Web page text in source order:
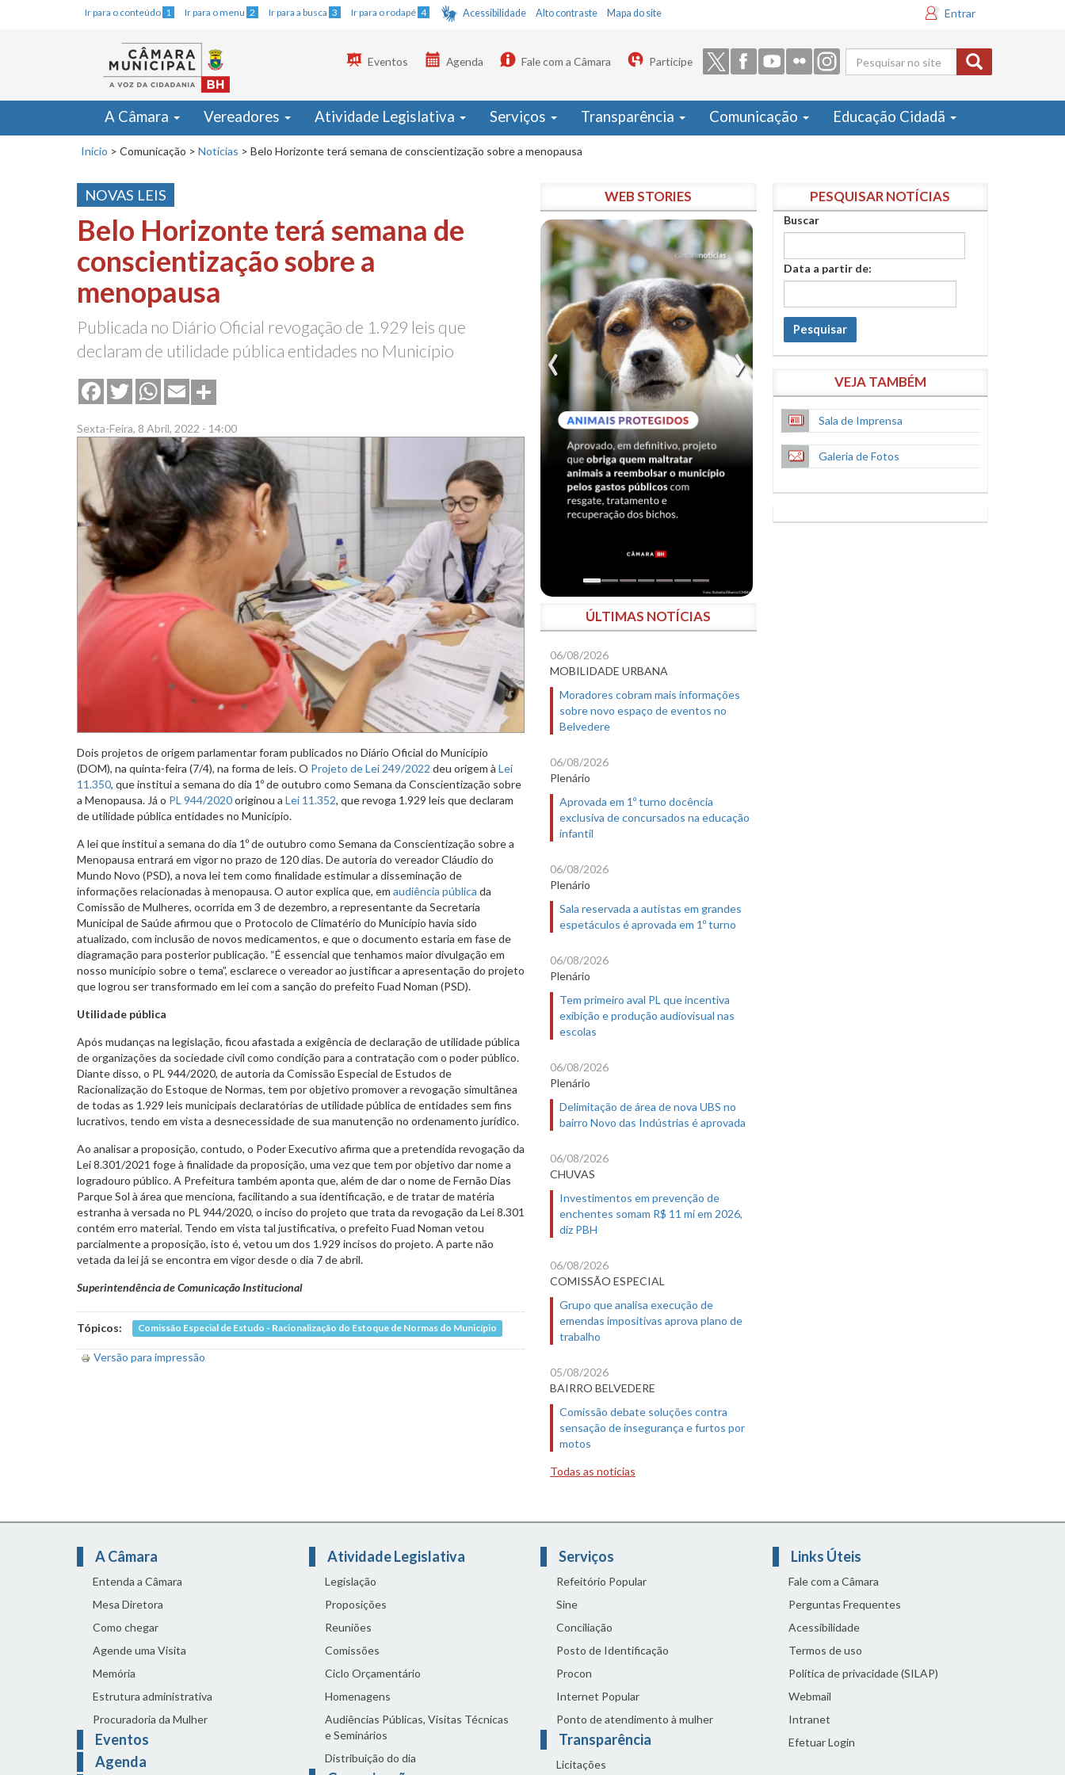
Ir para o conteúdo 1 Ir para o menu 2 Ir para a busca 3 Ir para o rodapé 4 Acessibilidade Alto contraste Mapa do site Entrar
Formulário
de busca
Eventos Agenda Fale com a Câmara Participe
A Câmara Vereadores Atividade Legislativa Serviços Transparência Comunicação Educação Cidadã
Início > Comunicação > Notícias > Belo Horizonte terá semana de conscientização sobre a menopausa
NOVAS LEIS
Belo Horizonte terá semana de
conscientização sobre a
menopausa
Publicada no Diário Oficial revogação de 1.929 leis que
declaram de utilidade pública entidades no Município
FacebookTwitterWhatsApp
Email
Sexta-Feira, 8 Abril, 2022 - 14:00
Dois projetos de origem parlamentar foram publicados no Diário Oficial do Município
(DOM), na quinta-feira (7/4), na forma de leis. O Projeto de Lei 249/2022 deu origem à Lei
11.350, que institui a semana do dia 1º de outubro como Semana da Conscientização sobre
a Menopausa. Já o PL 944/2020originou a Lei 11.352, que revoga 1.929 leis que declaram
de utilidade pública entidades no Município.
A lei que institui a semana do dia 1º de outubro como Semana da Conscientização sobre a
Menopausa entrará em vigor no prazo de 120 dias. De autoria do vereador Cláudio do
Mundo Novo (PSD), a nova lei tem como finalidade estimular a disseminação de
informações relacionadas à menopausa. O autor explica que, em audiência pública da
Comissão de Mulheres, ocorrida em 3 de dezembro, a representante da Secretaria
Municipal de Saúde afirmou que o Protocolo de Climatério do Município havia sido
atualizado, com inclusão de novos medicamentos, e que o documento estaria em fase de
diagramação para posterior publicação. “É essencial que tenhamos maior divulgação em
nosso município sobre o tema”, esclarece o vereador ao justificar a apresentação do projeto
que logrou ser transformado em lei com a sanção do prefeito Fuad Noman (PSD).
Utilidade pública
Após mudanças na legislação, ficou afastada a exigência de declaração de utilidade pública
de organizações da sociedade civil como condição para a contratação com o poder público.
Diante disso, o PL 944/2020, de autoria da Comissão Especial de Estudos de
Racionalização do Estoque de Normas, tem por objetivo promover a revogação simultânea
de todas as 1.929 leis municipais declaratórias de utilidade pública de entidades sem fins
lucrativos, tendo em vista a desnecessidade de sua manutenção no ordenamento jurídico.
Ao analisar a proposição, contudo, o Poder Executivo afirma que a pretendida revogação da
Lei 8.301/2021 foge à finalidade da proposição, uma vez que tem por objetivo dar nome a
logradouro público. A Prefeitura também aponta que, além de dar o nome de Fernão Dias
Parque Sol à área que menciona, facilitando a sua identificação, e de tratar de matéria
estranha à versada no PL 944/2020, o inciso do projeto que trata da revogação da Lei 8.301
contém erro material. Tendo em vista tal justificativa, o prefeito Fuad Noman vetou
parcialmente a proposição, isto é, vetou um dos 1.929 incisos do projeto. A parte não
vetada da lei já se encontra em vigor desde o dia 7 de abril.
Superintendência de Comunicação Institucional
Tópicos: Comissão Especial de Estudo - Racionalização do Estoque de Normas do Município
Versão para impressão
WEB STORIES
ÚLTIMAS NOTÍCIAS
06/08/2026
MOBILIDADE URBANA
Moradores cobram mais informações
sobre novo espaço de eventos no
Belvedere
06/08/2026
Plenário
Aprovada em 1º turno docência
exclusiva de concursados na educação
infantil
06/08/2026
Plenário
Sala reservada a autistas em grandes
espetáculos é aprovada em 1º turno
06/08/2026
Plenário
Tem primeiro aval PL que incentiva
exibição e produção audiovisual nas
escolas
06/08/2026
Plenário
Delimitação de área de nova UBS no
bairro Novo das Indústrias é aprovada
06/08/2026
CHUVAS
Investimentos em prevenção de
enchentes somam R$ 11 mi em 2026,
diz PBH
06/08/2026
COMISSÃO ESPECIAL
Grupo que analisa execução de
emendas impositivas aprova plano de
trabalho
05/08/2026
BAIRRO BELVEDERE
Comissão debate soluções contra
sensação de insegurança e furtos por
motos
Todas as notícias
PESQUISAR NOTÍCIAS
Buscar
Data a partir de:
Pesquisar
VEJA TAMBÉM
Sala de Imprensa
Galeria de Fotos
A Câmara
Entenda a Câmara
Mesa Diretora
Como chegar
Agende uma Visita
Memória
Estrutura administrativa
Procuradoria da Mulher
Eventos
Agenda
Atividade Legislativa
Legislação
Proposições
Reuniões
Comissões
Ciclo Orçamentário
Homenagens
Audiências Públicas, Visitas Técnicas
e Seminários
Distribuição do dia
Serviços
Refeitório Popular
Sine
Conciliação
Posto de Identificação
Procon
Internet Popular
Ponto de atendimento à mulher
Transparência
Licitações
Links Úteis
Fale com a Câmara
Perguntas Frequentes
Acessibilidade
Termos de uso
Política de privacidade (SILAP)
Webmail
Intranet
Efetuar Login